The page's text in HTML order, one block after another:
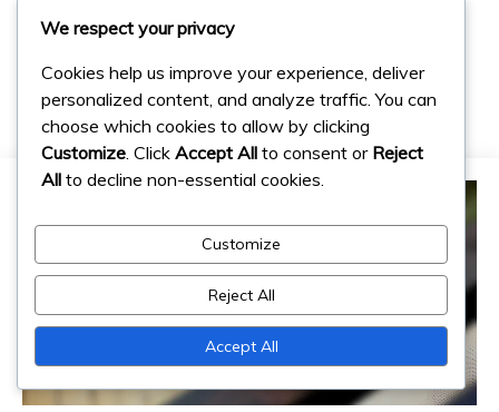
Puncte de joc pentru dublu: Puncte
câștigătoare, Intervaluri de punctaj,
Puncte de serviciu
09/02/2026 Ion Popescu
We respect your privacy
Cookies help us improve your experience, deliver
personalized content, and analyze traffic. You can
choose which cookies to allow by clicking
Customize . Click Accept All to consent or Reject
All to decline non-essential cookies.
Customize
Reject All
Accept All